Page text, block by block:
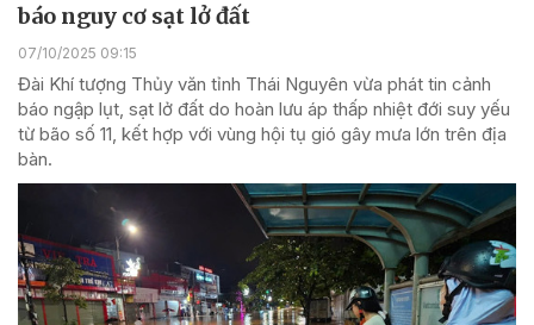
báo nguy cơ sạt lở đất
07/10/2025 09:15
Đài Khí tượng Thủy văn tỉnh Thái Nguyên vừa phát tin cảnh
báo ngập lụt, sạt lở đất do hoàn lưu áp thấp nhiệt đới suy yếu
từ bão số 11, kết hợp với vùng hội tụ gió gây mưa lớn trên địa
bàn.